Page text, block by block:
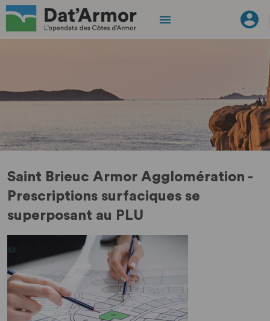
Saint Brieuc Armor Agglomération -
Prescriptions surfaciques se
superposant au PLU